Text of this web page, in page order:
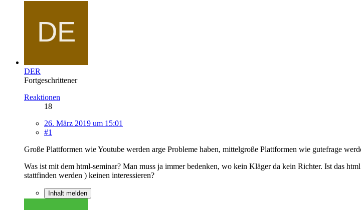
DER
Fortgeschrittener
Reaktionen
18
26. März 2019 um 15:01
#1
Große Plattformen wie Youtube werden arge Probleme haben, mittelgroße Plattformen wie gutefrage
Was ist mit dem html-seminar? Man muss ja immer bedenken, wo kein Kläger da kein Richter. Ist das
stattfinden werden ) keinen interessieren?
Inhalt melden